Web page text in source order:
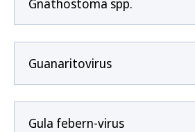
Guanaritovirus
Gula febern-virus